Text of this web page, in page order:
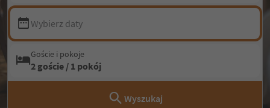
Wybierz daty
Goście i pokoje
2 goście / 1 pokój
Wyszukaj